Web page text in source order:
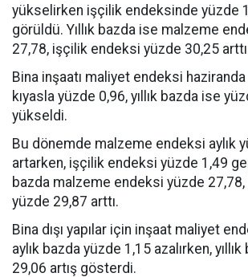
yükselirken işçilik endeksinde yüzde
görüldü. Yıllık bazda ise malzeme
27,78, işçilik endeksi yüzde 30,25
Bina inşaatı maliyet endeksi
kıyasla yüzde 0,96, yıllık bazda ise
yükseldi.
Bu dönemde malzeme endeksi aylık
artarken, işçilik endeksi yüzde 1,49
bazda malzeme endeksi yüzde
yüzde 29,87 arttı.
Bina dışı yapılar için inşaat maliyet
aylık bazda yüzde 1,15 azalırken,
29,06 artış gösterdi.